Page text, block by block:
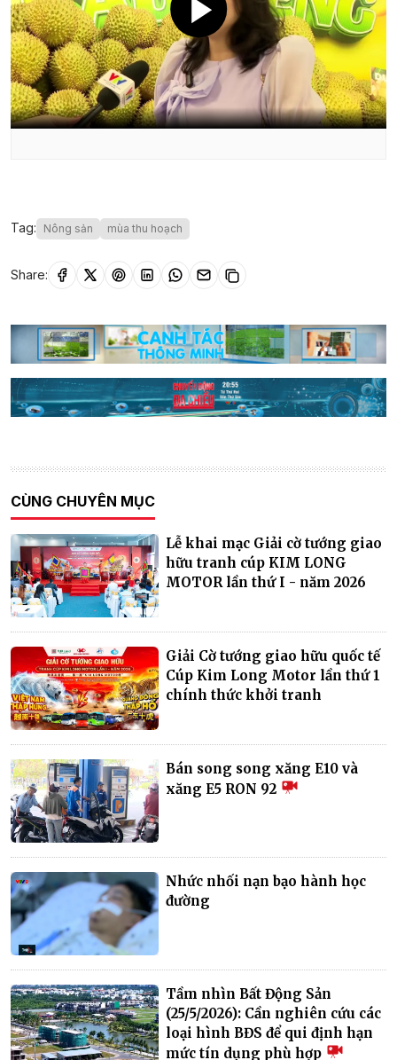
Tag: Nông sản mùa thu hoạch
Share:
CÙNG CHUYÊN MỤC
Lễ khai mạc Giải cờ tướng giao
hữu tranh cúp KIM LONG
MOTOR lần thứ I - năm 2026
Giải Cờ tướng giao hữu quốc tế
Cúp Kim Long Motor lần thứ 1
chính thức khởi tranh
Bán song song xăng E10 và
xăng E5 RON 92
Nhức nhối nạn bạo hành học
đường
Tầm nhìn Bất Động Sản
(25/5/2026): Cần nghiên cứu các
loại hình BĐS để qui định hạn
mức tín dụng phù hợp